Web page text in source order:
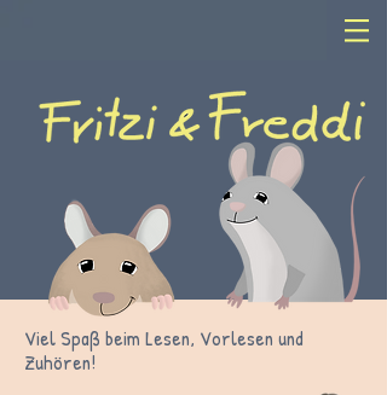
Viel Spaß beim Lesen, Vorlesen und
Zuhören!